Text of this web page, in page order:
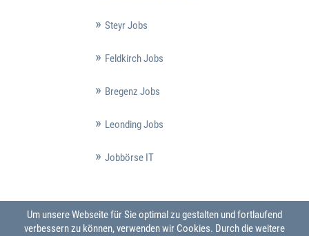
Steyr Jobs
Feldkirch Jobs
Bregenz Jobs
Leonding Jobs
Jobbörse IT
Um unsere Webseite für Sie optimal zu gestalten und fortlaufend
verbessern zu können, verwenden wir Cookies. Durch die weitere